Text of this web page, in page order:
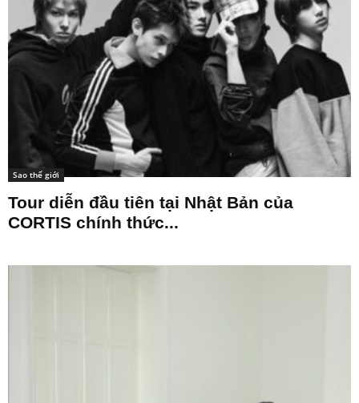
Sao thế giới
Tour diễn đầu tiên tại Nhật Bản của
CORTIS chính thức...